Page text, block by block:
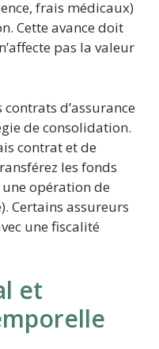
frais médicaux)
Cette avance doit
pas la valeur
d’assurance
de consolidation.
contrat et de
les fonds
opération de
Certains assureurs
une fiscalité
et